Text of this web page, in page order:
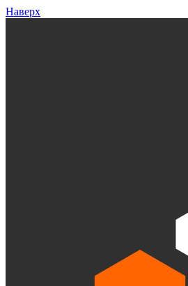
Наверх